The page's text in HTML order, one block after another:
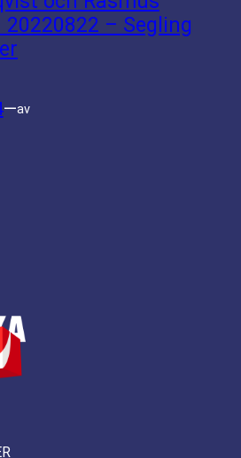
20220822 – Segling
—av